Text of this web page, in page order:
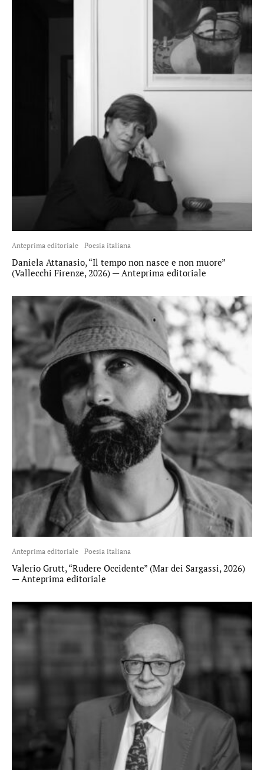
Anteprima editoriale Poesia italiana
Daniela Attanasio, “Il tempo non nasce e non muore”
(Vallecchi Firenze, 2026) — Anteprima editoriale
Anteprima editoriale Poesia italiana
Valerio Grutt, “Rudere Occidente” (Mar dei Sargassi, 2026)
— Anteprima editoriale